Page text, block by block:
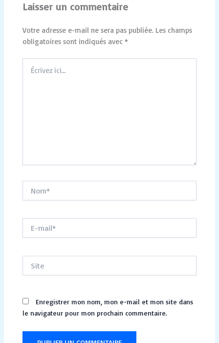
Laisser un commentaire
Votre adresse e-mail ne sera pas publiée. Les champs
obligatoires sont indiqués avec *
ici…
mail*
Enregistrer mon nom, mon e-mail et mon site dans
le navigateur pour mon prochain commentaire.